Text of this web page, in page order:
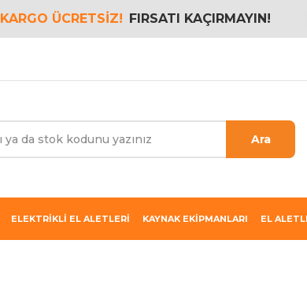
KARGO ÜCRETSİZ! FIRSATI KAÇIRMAYIN!
Ara
ELEKTRİKLİ EL ALETLERİ KAYNAK EKİPMANLARI EL